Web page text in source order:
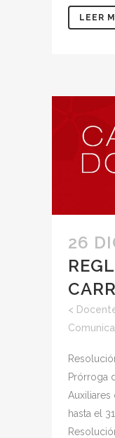
LEER
26
<
Prórroga
Auxiliares
hasta el